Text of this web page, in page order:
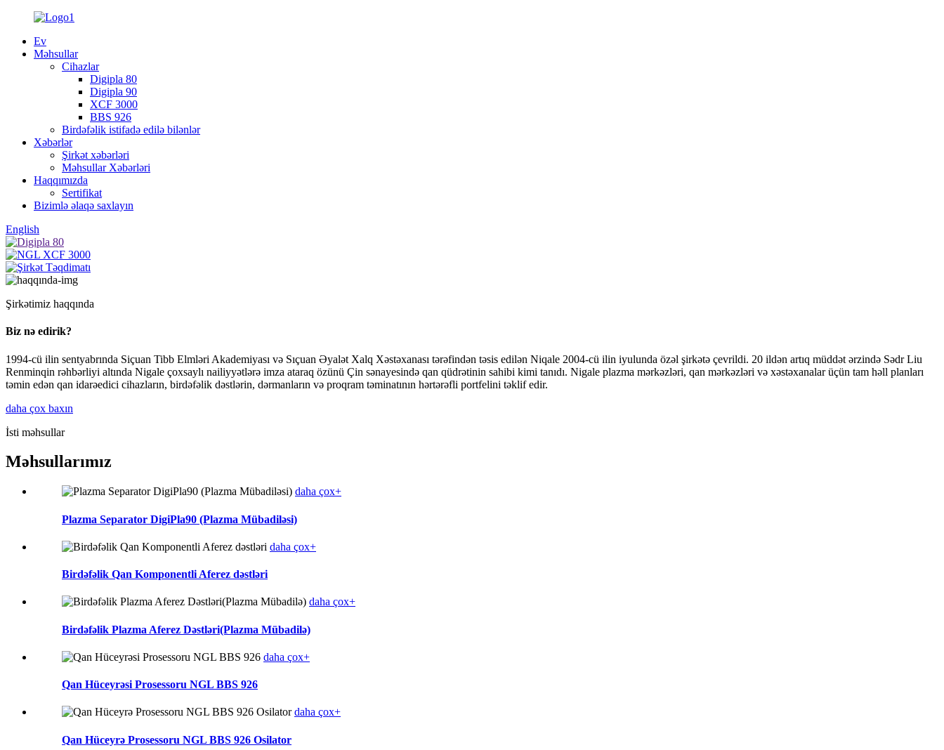
Ev
Məhsullar
Cihazlar
Digipla 80
Digipla 90
XCF 3000
BBS 926
Birdəfəlik istifadə edilə bilənlər
Xəbərlər
Şirkət xəbərləri
Məhsullar Xəbərləri
Haqqımızda
Sertifikat
Bizimlə əlaqə saxlayın
English
Şirkətimiz haqqında
Biz nə edirik?
1994-cü ilin sentyabrında Siçuan Tibb Elmləri Akademiyası və Sıçuan Əyalət Xalq Xəstəxanası tərəfindən təsis edilən Niqale 2004-cü ilin iyulunda özəl şirkətə çevrildi. 20 ildən artıq müddət ərzində Sədr Liu
Renminqin rəhbərliyi altında Nigale çoxsaylı nailiyyətlərə imza ataraq özünü Çin sənayesində qan qüdrətinin sahibi kimi tanıdı. Nigale plazma mərkəzləri, qan mərkəzləri və xəstəxanalar üçün tam həll planları
təmin edən qan idarəedici cihazların, birdəfəlik dəstlərin, dərmanların və proqram təminatının hərtərəfli portfelini təklif edir.
daha çox baxın
İsti məhsullar
Məhsullarımız
daha çox+
Plazma Separator DigiPla90 (Plazma Mübadiləsi)
daha çox+
Birdəfəlik Qan Komponentli Aferez dəstləri
daha çox+
Birdəfəlik Plazma Aferez Dəstləri(Plazma Mübadilə)
daha çox+
Qan Hüceyrəsi Prosessoru NGL BBS 926
daha çox+
Qan Hüceyrə Prosessoru NGL BBS 926 Osilator